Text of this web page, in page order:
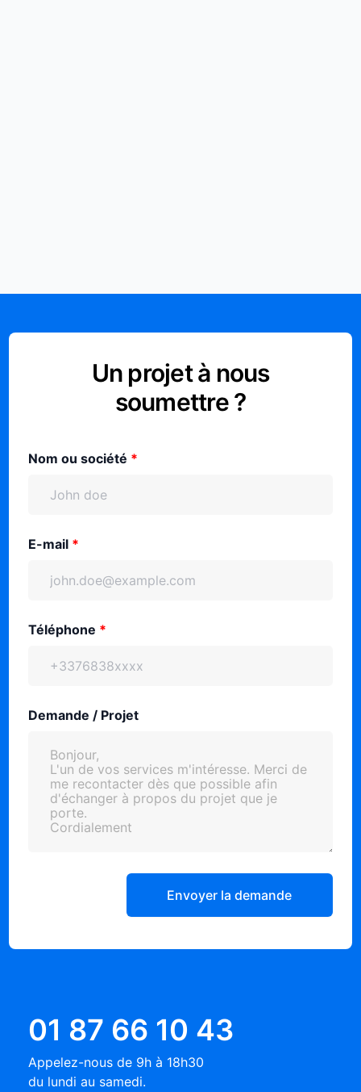
Un projet à nous
soumettre ?
Nom ou société *
E-mail *
Téléphone *
Demande / Projet
Envoyer la demande
01 87 66 10 43
Appelez-nous de 9h à 18h30
du lundi au samedi.